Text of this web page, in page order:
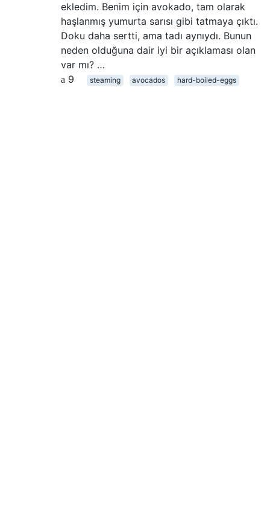
ekledim. Benim için avokado, tam olarak
haşlanmış yumurta sarısı gibi tatmaya çıktı.
Doku daha sertti, ama tadı aynıydı. Bunun
neden olduğuna dair iyi bir açıklaması olan
var mı? …
9
steaming avocados hard-boiled-eggs